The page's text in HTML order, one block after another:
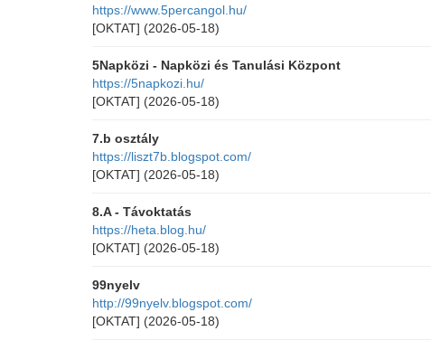
https://www.5percangol.hu/
[OKTAT] (2026-05-18)
5Napközi - Napközi és Tanulási Központ
https://5napkozi.hu/
[OKTAT] (2026-05-18)
7.b osztály
https://liszt7b.blogspot.com/
[OKTAT] (2026-05-18)
8.A - Távoktatás
https://heta.blog.hu/
[OKTAT] (2026-05-18)
99nyelv
http://99nyelv.blogspot.com/
[OKTAT] (2026-05-18)